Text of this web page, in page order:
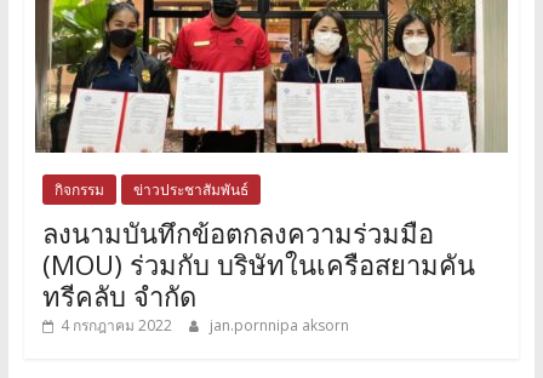
กิจกรรม ข่าวประชาสัมพันธ์
ลงนามบันทึกข้อตกลงความร่วมมือ
(MOU) ร่วมกับ บริษัทในเครือสยามคัน
ทรีคลับ จำกัด
4 กรกฎาคม 2022 jan.pornnipa aksorn